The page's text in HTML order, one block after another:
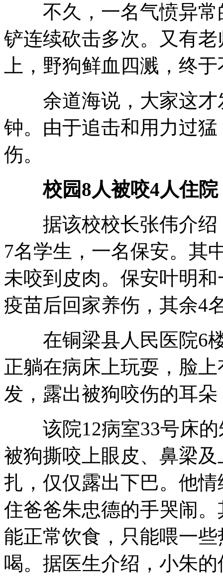
不久，一名气愤异常
铲连续砍击多次。又有
上，野狗鲜血四溅，终
余道海说，大家这才
钟。由于追击和用力过
伤。
校园8人被咬4人住院
据该校校长张伟介绍
7名学生，一名保安。其
未咬到皮肉。保安叶明
疫苗后回家养伤，其余4
在铜梁县人民医院6楼
正躺在病床上玩耍，脸
发，露出被狗咬伤的耳
该院12病室33号床的
被狗撕咬上眼皮、鼻梁
扎，仅仅露出下巴。他
住爸爸朱忠德的手哭闹
能正常饮食，只能喂一
喝。据医生介绍，小朱